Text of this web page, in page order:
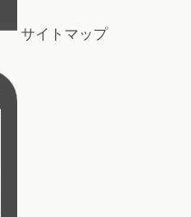
サイトマップ